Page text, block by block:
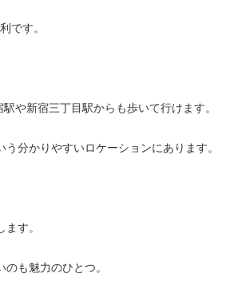
です。
や新宿三丁目駅からも歩いて行けます。
分かりやすいロケーションにあります。
す。
も魅力のひとつ。